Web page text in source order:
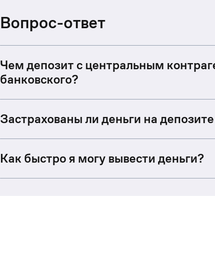
Вопрос-ответ
Чем депозит с центральным
банковского?
Застрахованы ли деньги на
Как быстро я могу вывести деньги?